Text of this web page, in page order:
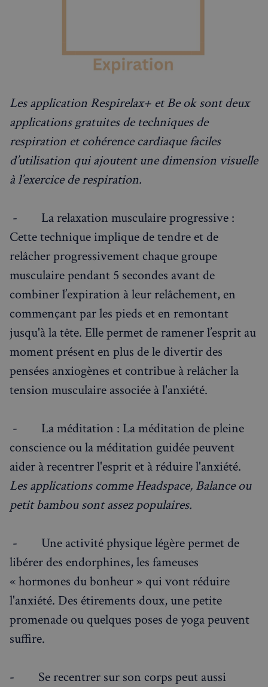
Les application Respirelax+ et Be ok sont deux
applications gratuites de techniques de
respiration et cohérence cardiaque faciles
d’utilisation qui ajoutent une dimension visuelle
à l’exercice de respiration.
- La relaxation musculaire progressive :
Cette technique implique de tendre et de
relâcher progressivement chaque groupe
musculaire pendant 5 secondes avant de
combiner l’expiration à leur relâchement, en
commençant par les pieds et en remontant
jusqu'à la tête. Elle permet de ramener l’esprit au
moment présent en plus de le divertir des
pensées anxiogènes et contribue à relâcher la
tension musculaire associée à l'anxiété.
- La méditation : La méditation de pleine
conscience ou la méditation guidée peuvent
aider à recentrer l'esprit et à réduire l'anxiété.
Les applications comme Headspace, Balance ou
petit bambou sont assez populaires.
- Une activité physique légère permet de
libérer des endorphines, les fameuses
« hormones du bonheur » qui vont réduire
l'anxiété. Des étirements doux, une petite
promenade ou quelques poses de yoga peuvent
suffire.
- Se recentrer sur son corps peut aussi